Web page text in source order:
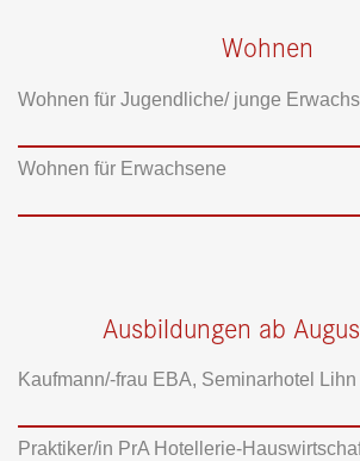
Wohnen
Wohnen für Jugendliche/ junge
Wohnen für Erwachsene
Ausbildungen ab
Kaufmann/-frau EBA, Seminarhotel
Praktiker/in PrA Hotellerie-